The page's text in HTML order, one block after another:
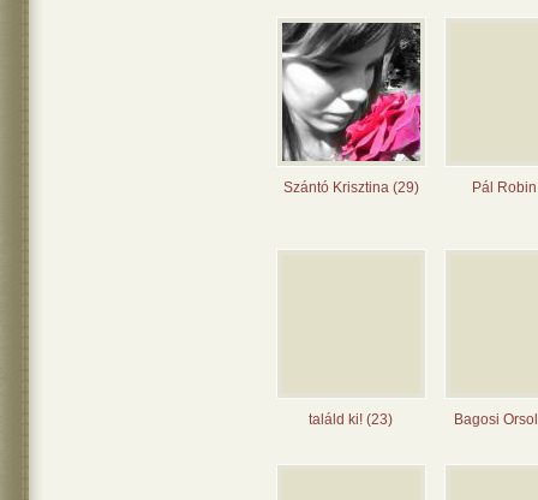
Szántó Krisztina (29) Pál
találd ki! (23) Bagosi